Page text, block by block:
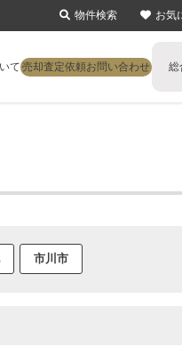
て 売却査定依頼お問い合わせ 総
市川市
物件検索 お気